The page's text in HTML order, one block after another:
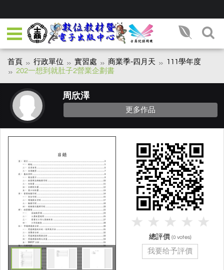
首頁 行政單位 實習處 商業季-四月天
111學年度
202一想到就肚子2營業企劃書
周欣澤
更多作品
總評價 (0 votes)
我要给予評價